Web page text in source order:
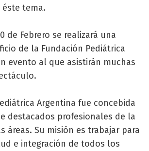
tema.
de Febrero se realizará una
de la Fundación Pediátrica
evento al que asistirán muchas
Argentina fue concebida
destacados profesionales de la
áreas. Su misión es trabajar para
e integración de todos los